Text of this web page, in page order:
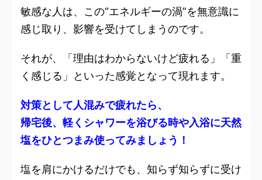
敏感な人は、この“エネルギーの渦”を無意識に
感じ取り、影響を受けてしまうのです。
それが、「理由はわからないけど疲れる」「重
く感じる」といった感覚となって現れます。
対策として人混みで疲れたら、
帰宅後、軽くシャワーを浴びる時や入浴に天然
塩をひとつまみ使ってみましょう！
塩を肩にかけるだけでも、知らず知らずに受け